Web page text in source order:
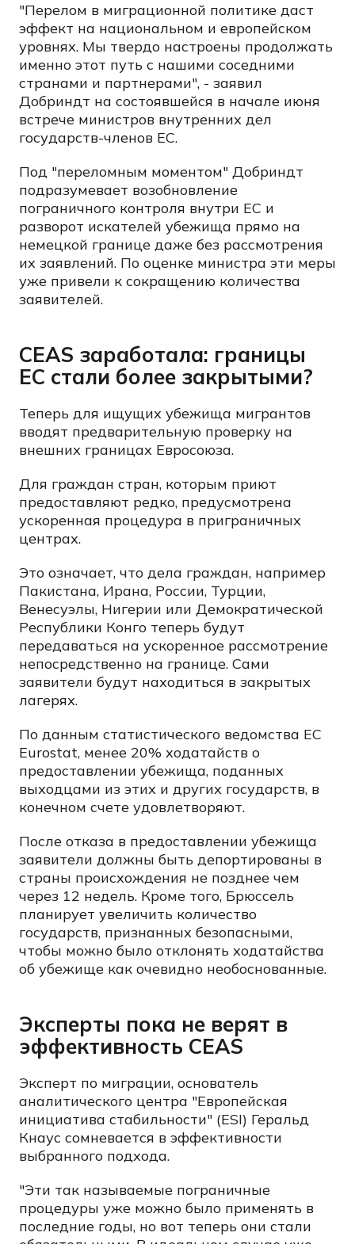
"Перелом в миграционной политике даст
эффект на национальном и европейском
уровнях. Мы твердо настроены продолжать
именно этот путь с нашими соседними
странами и партнерами", - заявил
Добриндт на состоявшейся в начале июня
встрече министров внутренних дел
государств-членов ЕС.
Под "переломным моментом" Добриндт
подразумевает возобновление
пограничного контроля внутри ЕС и
разворот искателей убежища прямо на
немецкой границе даже без рассмотрения
их заявлений. По оценке министра эти меры
уже привели к сокращению количества
заявителей.
CEAS заработала: границы
ЕС стали более закрытыми?
Теперь для ищущих убежища мигрантов
вводят предварительную проверку на
внешних границах Евросоюза.
Для граждан стран, которым приют
предоставляют редко, предусмотрена
ускоренная процедура в приграничных
центрах.
Это означает, что дела граждан, например
Пакистана, Ирана, России, Турции,
Венесуэлы, Нигерии или Демократической
Республики Конго теперь будут
передаваться на ускоренное рассмотрение
непосредственно на границе. Сами
заявители будут находиться в закрытых
лагерях.
По данным статистического ведомства ЕС
Eurostat, менее 20% ходатайств о
предоставлении убежища, поданных
выходцами из этих и других государств, в
конечном счете удовлетворяют.
После отказа в предоставлении убежища
заявители должны быть депортированы в
страны происхождения не позднее чем
через 12 недель. Кроме того, Брюссель
планирует увеличить количество
государств, признанных безопасными,
чтобы можно было отклонять ходатайства
об убежище как очевидно необоснованные.
Эксперты пока не верят в
эффективность CEAS
Эксперт по миграции, основатель
аналитического центра "Европейская
инициатива стабильности" (ESI) Геральд
Кнаус сомневается в эффективности
выбранного подхода.
"Эти так называемые пограничные
процедуры уже можно было применять в
последние годы, но вот теперь они стали